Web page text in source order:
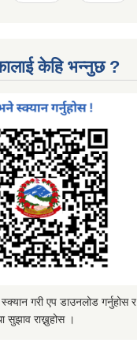
केहि भन्नुछ ?
गरी एप डाउनलोड गर्नुहोस र
सुझाव राख्नुहोस ।